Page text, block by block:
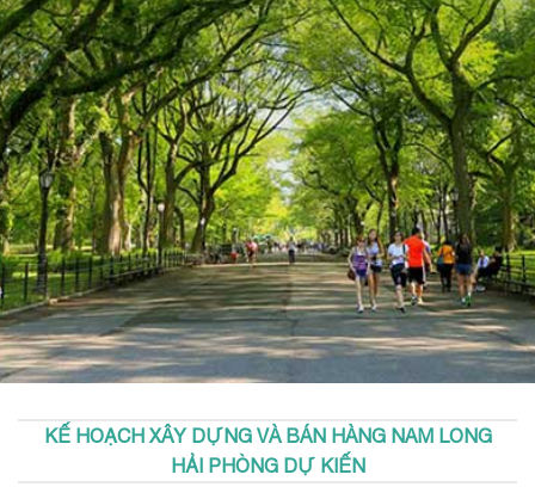
KẾ HOẠCH XÂY DỰNG VÀ BÁN HÀNG NAM LONG
HẢI PHÒNG DỰ KIẾN